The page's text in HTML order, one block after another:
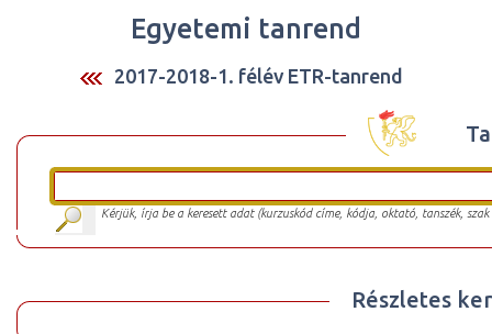
Egyetemi tanrend
2017-2018-1. félév ETR-tanrend
Kérjük, írja be a keresett adat (kurzuskód címe, kódja, oktató, tanszék,
Részletes